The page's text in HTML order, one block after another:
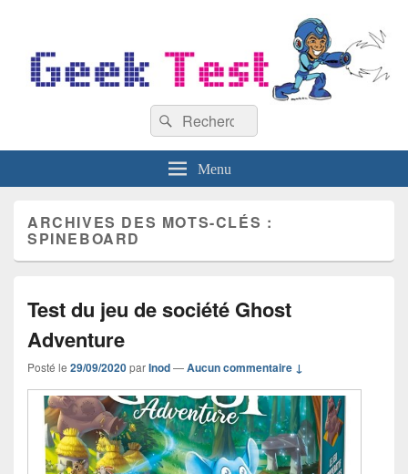
Recherche :
Rechercher
Menu
ARCHIVES DES MOTS-CLÉS :
SPINEBOARD
Test du jeu de société Ghost
Adventure
Posté le 29/09/2020parInod—Aucun commentaire ↓